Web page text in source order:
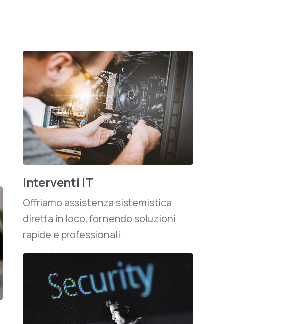
Interventi IT
Offriamo assistenza sistemistica
diretta in loco, fornendo soluzioni
rapide e professionali.